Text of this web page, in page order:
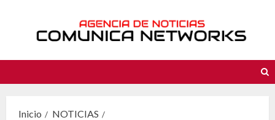
contenido
Inicio
NOTICIAS